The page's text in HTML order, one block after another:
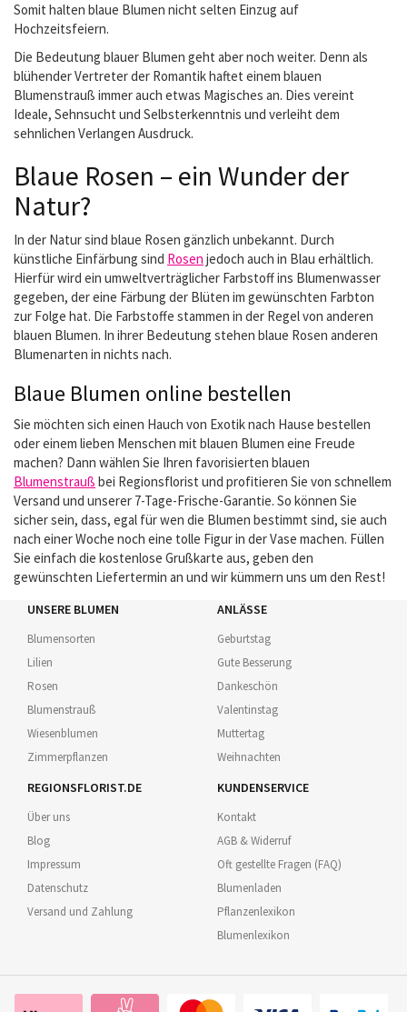
Somit halten blaue Blumen nicht selten Einzug auf
Hochzeitsfeiern.
Die Bedeutung blauer Blumen geht aber noch weiter. Denn als
blühender Vertreter der Romantik haftet einem blauen
Blumenstrauß immer auch etwas Magisches an. Dies vereint
Ideale, Sehnsucht und Selbsterkenntnis und verleiht dem
sehnlichen Verlangen Ausdruck.
Blaue Rosen – ein Wunder der
Natur?
In der Natur sind blaue Rosen gänzlich unbekannt. Durch
künstliche Einfärbung sind Rosen jedoch auch in Blau erhältlich.
Hierfür wird ein umweltverträglicher Farbstoff ins Blumenwasser
gegeben, der eine Färbung der Blüten im gewünschten Farbton
zur Folge hat. Die Farbstoffe stammen in der Regel von anderen
blauen Blumen. In ihrer Bedeutung stehen blaue Rosen anderen
Blumenarten in nichts nach.
Blaue Blumen online bestellen
Sie möchten sich einen Hauch von Exotik nach Hause bestellen
oder einem lieben Menschen mit blauen Blumen eine Freude
machen? Dann wählen Sie Ihren favorisierten blauen
Blumenstrauß bei Regionsflorist und profitieren Sie von schnellem
Versand und unserer 7-Tage-Frische-Garantie. So können Sie
sicher sein, dass, egal für wen die Blumen bestimmt sind, sie auch
nach einer Woche noch eine tolle Figur in der Vase machen. Füllen
Sie einfach die kostenlose Grußkarte aus, geben den
gewünschten Liefertermin an und wir kümmern uns um den Rest!
UNSERE BLUMEN
Blumensorten
Lilien
Rosen
Blumenstrauß
Wiesenblumen
Zimmerpflanzen
ANLÄSSE
Geburtstag
Gute Besserung
Dankeschön
Valentinstag
Muttertag
Weihnachten
REGIONSFLORIST.DE
Über uns
Blog
Impressum
Datenschutz
Versand und Zahlung
KUNDENSERVICE
Kontakt
AGB & Widerruf
Oft gestellte Fragen (FAQ)
Blumenladen
Pflanzenlexikon
Blumenlexikon